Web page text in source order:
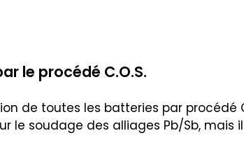
le procédé C.O.S.
de toutes les batteries par procédé
le soudage des alliages Pb/Sb, mais